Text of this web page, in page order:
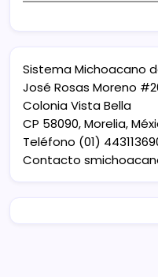
Sistema Michoacano
José Rosas Moreno
Colonia Vista Bella
CP 58090, Morelia,
Teléfono (01)
Contacto